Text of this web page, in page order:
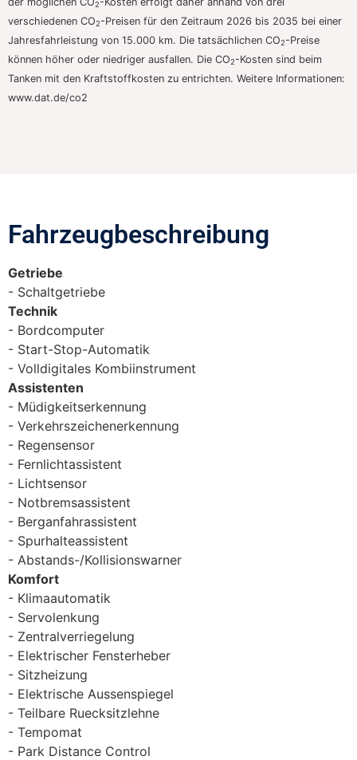
2
verschiedenen CO2-Preisen für den Zeitraum 2026 bis 2035 bei einer
Jahresfahrleistung von 15.000 km. Die tatsächlichen CO2-Preise
können höher oder niedriger ausfallen. Die CO2-Kosten sind beim
Tanken mit den Kraftstoffkosten zu entrichten. Weitere Informationen:
www.dat.de/co2
Fahrzeugbeschreibung​
Getriebe
Schaltgetriebe
Technik
Bordcomputer
Start-Stop-Automatik
Volldigitales Kombiinstrument
Assistenten
Müdigkeitserkennung
Verkehrszeichenerkennung
Regensensor
Fernlichtassistent
Lichtsensor
Notbremsassistent
Berganfahrassistent
Spurhalteassistent
Abstands-/Kollisionswarner
Komfort
Klimaautomatik
Servolenkung
Zentralverriegelung
Elektrischer Fensterheber
Sitzheizung
Elektrische Aussenspiegel
Teilbare Ruecksitzlehne
Tempomat
Park Distance Control